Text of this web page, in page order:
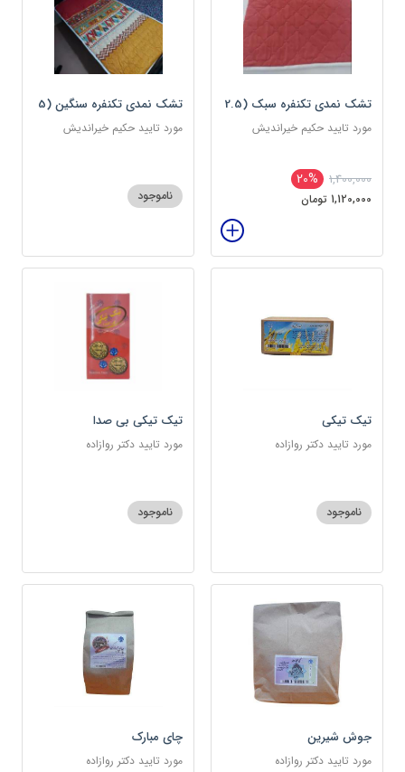
تشک نمدی تکنفره سبک (2.5
کیلویی) دوین (پس کرایه)
مورد تایید حکیم خیراندیش
1,400,000
20%
1,120,000 تومان
تشک نمدی تکنفره سنگین (5
کیلویی) دوین (پس کرایه)
مورد تایید حکیم خیراندیش
ناموجود
تیک تیکی
مورد تایید دکتر روازاده
ناموجود
تیک تیکی بی صدا
مورد تایید دکتر روازاده
ناموجود
جوش شیرین
مورد تایید دکتر روازاده
چای مبارک
مورد تایید دکتر روازاده